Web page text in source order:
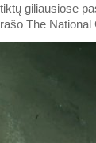
giliausiose
The National